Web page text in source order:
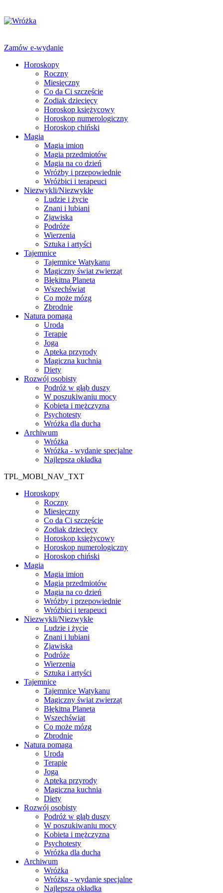
Zamów e-wydanie
Horoskopy
Roczny
Miesięczny
Co da Ci szczęście
Zodiak dziecięcy
Horoskop księżycowy
Horoskop numerologiczny
Horoskop chiński
Magia
Magia imion
Magia przedmiotów
Magia na co dzień
Wróżby i przepowiednie
Wróżbici i terapeuci
Niezwykli/Niezwykłe
Ludzie i życie
Znani i lubiani
Zjawiska
Podróże
Wierzenia
Sztuka i artyści
Tajemnice
Tajemnice Watykanu
Magiczny świat zwierząt
Błękitna Planeta
Wszechświat
Co może mózg
Zbrodnie
Natura pomaga
Uroda
Terapie
Joga
Apteka przyrody
Magiczna kuchnia
Diety
Rozwój osobisty
Podróż w głąb duszy
W poszukiwaniu mocy
Kobieta i mężczyzna
Psychotesty
Wróżka dla ducha
Archiwum
Wróżka
Wróżka - wydanie specjalne
Najlepsza okładka
TPL_MOBI_NAV_TXT
Horoskopy
Roczny
Miesięczny
Co da Ci szczęście
Zodiak dziecięcy
Horoskop księżycowy
Horoskop numerologiczny
Horoskop chiński
Magia
Magia imion
Magia przedmiotów
Magia na co dzień
Wróżby i przepowiednie
Wróżbici i terapeuci
Niezwykli/Niezwykłe
Ludzie i życie
Znani i lubiani
Zjawiska
Podróże
Wierzenia
Sztuka i artyści
Tajemnice
Tajemnice Watykanu
Magiczny świat zwierząt
Błękitna Planeta
Wszechświat
Co może mózg
Zbrodnie
Natura pomaga
Uroda
Terapie
Joga
Apteka przyrody
Magiczna kuchnia
Diety
Rozwój osobisty
Podróż w głąb duszy
W poszukiwaniu mocy
Kobieta i mężczyzna
Psychotesty
Wróżka dla ducha
Archiwum
Wróżka
Wróżka - wydanie specjalne
Najlepsza okładka